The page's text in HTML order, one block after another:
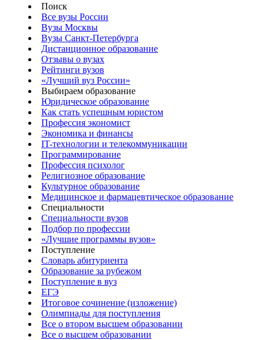
Поиск
Все вузы России
Вузы Москвы
Вузы Санкт-Петербурга
Дистанционное образование
Отзывы о вузах
Рейтинги вузов
«Лучший вуз России»
Выбираем образование
Юридическое образование
Как стать успешным юристом
Профессия экономист
Экономика и финансы
IT-технологии и телекоммуникации
Программирование
Профессия психолог
Религиозное образование
Культурное образование
Медицинское и фармацевтическое образование
Специальности
Специальности вузов
Подбор по профессии
«Лучшие программы вузов»
Поступление
Словарь абитуриента
Образование за рубежом
Поступление в вуз
ЕГЭ
Итоговое сочинение (изложение)
Олимпиады для поступления
Все о втором высшем образовании
Все о высшем образовании